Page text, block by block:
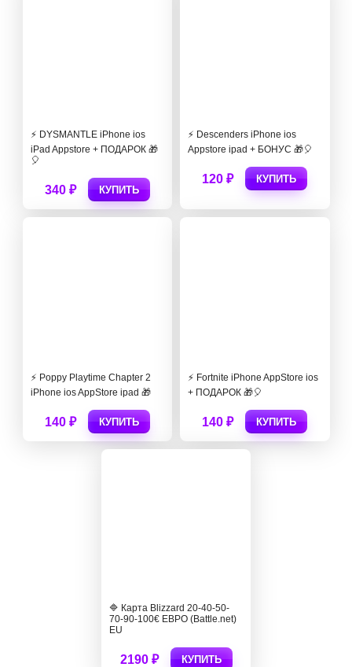
⚡️ DYSMANTLE iPhone ios
iPad Appstore + ПОДАРОК 🎁
🎈
340 ₽ КУПИТЬ
⚡️ Descenders iPhone ios
Appstore ipad + БОНУС 🎁🎈
120 ₽ КУПИТЬ
⚡️ Poppy Playtime Chapter 2
iPhone ios AppStore ipad 🎁
140 ₽ КУПИТЬ
⚡️ Fortnite iPhone AppStore ios
+ ПОДАРОК 🎁🎈
140 ₽ КУПИТЬ
🔷 Карта Blizzard 20-40-50-
70-90-100€ ЕВРО (Battle.net)
EU
2190 ₽ КУПИТЬ